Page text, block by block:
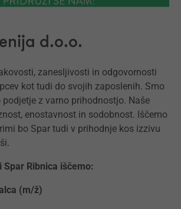
d.o.o.
zanesljivosti in odgovornosti
kot tudi do svojih zaposlenih. Smo
z varno prihodnostjo. Naše
enostavnost in sodobnost. Iščemo
bo Spar tudi v prihodnje kos izzivu
Spar Ribnica iščemo:
(m/ž)